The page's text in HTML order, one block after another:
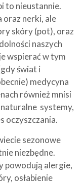
to nieustannie.
oraz nerki, ale
skóry (pot), oraz
naszych
wspierać w tym
świat i
medycyna
również mnisi
systemy,
oczyszczania.
sezonowe
niezbędne.
powodują alergie,
osłabienie